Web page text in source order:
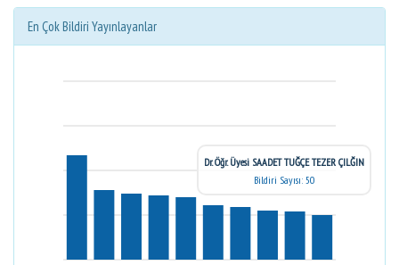
En Çok Bildiri Yayınlayanlar
Dr. Öğr. Üyesi SAADET TUĞÇE TEZER ÇILĞIN
Bildiri Sayısı: 50